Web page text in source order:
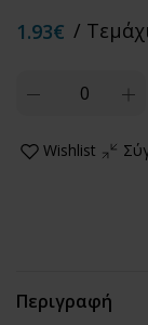
1.93€ /
Wishlist
Περιγραφή